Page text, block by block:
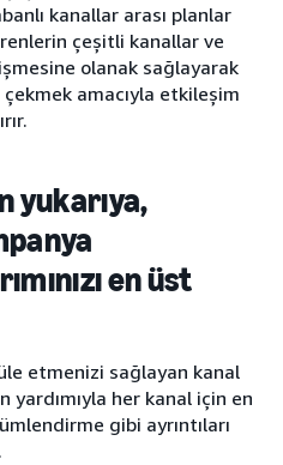
kanallar arası planlar
çeşitli kanallar ve
olanak sağlayarak
amacıyla etkileşim
yukarıya,
en üst
etmenizi sağlayan kanal
yardımıyla her kanal için en
gibi ayrıntıları